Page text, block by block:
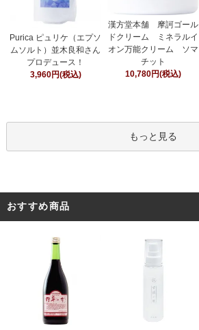
Purica ピュリケ（エプソ
ムソルト）並木良和さん
プロデュース！
3,960円(税込)
漢方堂本舗 摩訶ゴール
ドクリーム ミネラルイ
オン万能クリーム ソマ
チット
10,780円(税込)
もっと見る
おすすめ商品